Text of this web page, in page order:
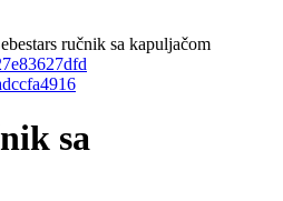
ručnik sa kapuljačom
sa